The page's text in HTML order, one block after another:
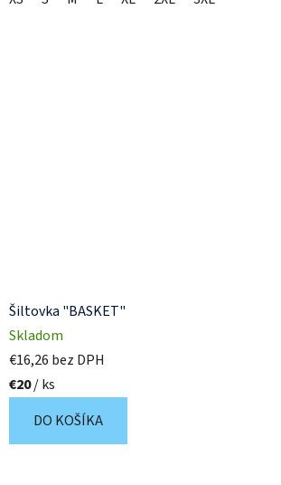
Šiltovka "BASKET"
Skladom
€16,26 bez DPH
€20/ ks
DO KOŠÍKA